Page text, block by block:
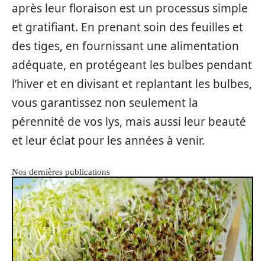
après leur floraison est un processus simple
et gratifiant. En prenant soin des feuilles et
des tiges, en fournissant une alimentation
adéquate, en protégeant les bulbes pendant
l’hiver et en divisant et replantant les bulbes,
vous garantissez non seulement la
pérennité de vos lys, mais aussi leur beauté
et leur éclat pour les années à venir.
Nos dernières publications